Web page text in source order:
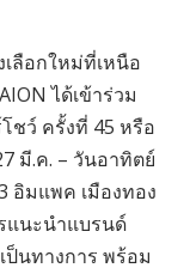
ลือกใหม่ที่เหนือ
ได้เข้าร่วม
ชว์ ครั้งที่ 45 หรือ
มี.ค. – วันอาทิตย์
อิมแพค เมืองทอง
แนะนำแบรนด์
ป็นทางการ พร้อม